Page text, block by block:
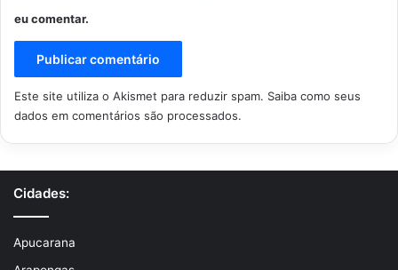
eu comentar.
Este site utiliza o Akismet para reduzir spam. Saiba como seus
dados em comentários são processados.
Cidades:
Apucarana